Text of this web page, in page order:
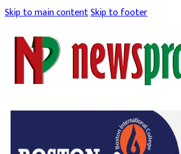
Skip to main contentSkip to footer